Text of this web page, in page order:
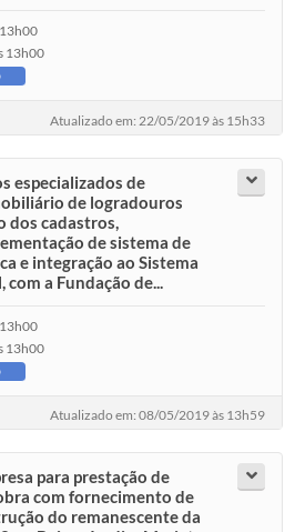
13h00
Atualizado em: 22/05/2019 às 15h33
especializados de
de logradouros
dos cadastros,
de sistema de
e integração ao Sistema
a Fundação de...
13h00
Atualizado em: 08/05/2019 às 13h59
para prestação de
com fornecimento de
do remanescente da